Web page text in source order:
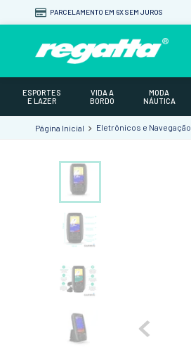
PARCELAMENTO EM 6X SEM JUROS
ESPORTES
E LAZER
VIDA A
BORDO
MODA
NÁUTICA
Eletrônicos e Navegação